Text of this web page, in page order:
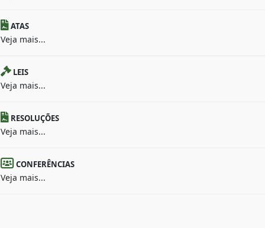
ATAS
Veja mais...
LEIS
Veja mais...
RESOLUÇÕES
Veja mais...
CONFERÊNCIAS
Veja mais...